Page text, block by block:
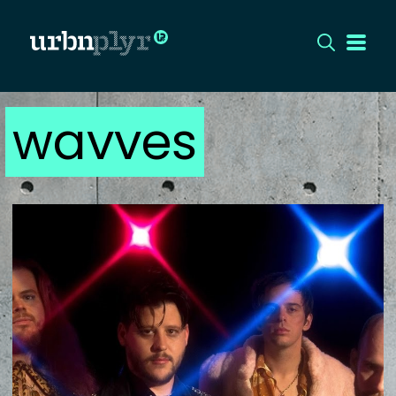
CÍMLAP
DIZÁJN
DIVAT
HIP
KULT
UTCA
wavves